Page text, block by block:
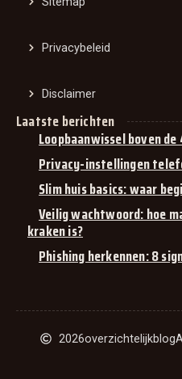
Privacybeleid
Disclaimer
Laatste berichten
Loopbaanwissel boven
Privacy-instellingen
Slim huis basics: waar
Veilig wachtwoord: hoe
kraken is?
Phishing herkennen: 8
2026overzichtelijkblog